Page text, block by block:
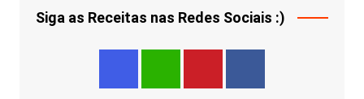
Siga as Receitas nas Redes Sociais :)